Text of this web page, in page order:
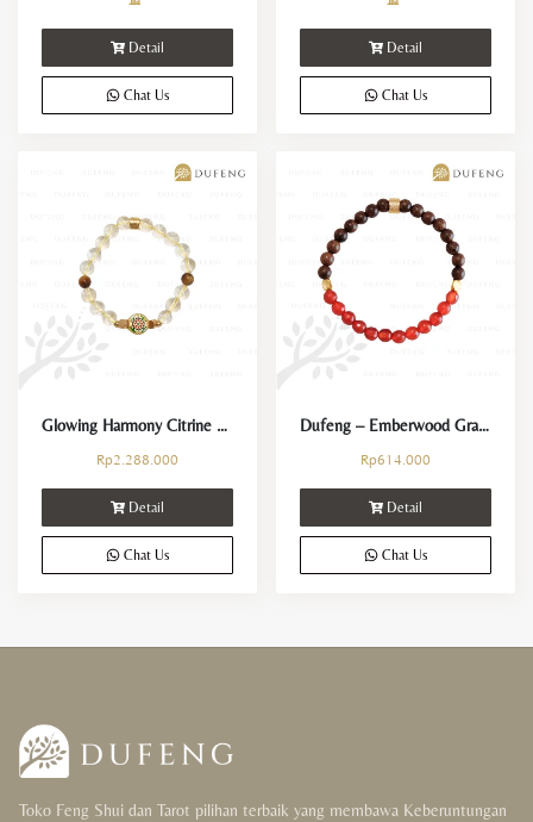
Detail
Chat Us
Detail
Chat Us
Glowing Harmony Citrine Bracelet
Rp2.288.000
Detail
Chat Us
Dufeng – Emberwood Grace Carnelian Crystal Bracelet
Rp614.000
Detail
Chat Us
Toko Feng Shui dan Tarot pilihan terbaik yang membawa Keberuntungan